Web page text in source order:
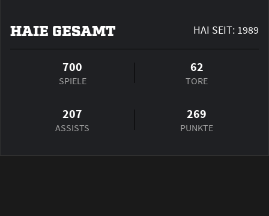
HAIE GESAMT HAI SEIT: 1989
700
SPIELE
62
TORE
207
ASSISTS
269
PUNKTE